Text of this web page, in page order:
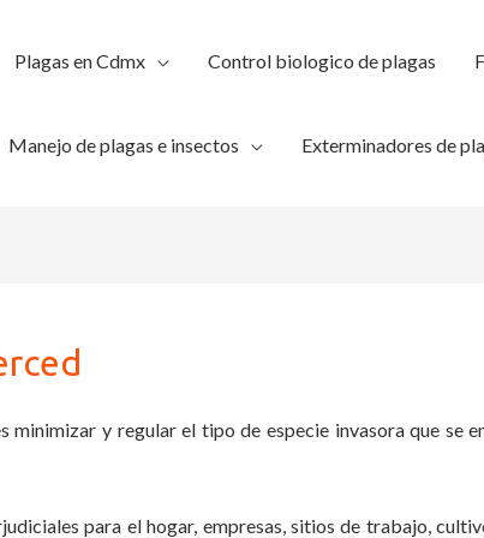
Plagas en Cdmx Control biologico de plagas
Manejo de plagas e insectos Exterminadores de
y regular el tipo de especie invasora que se
para el hogar, empresas, sitios de trabajo,